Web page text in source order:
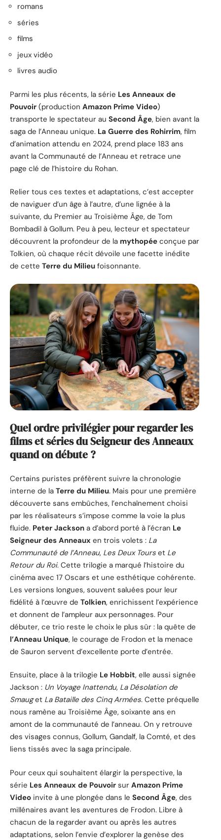
romans
séries
films
jeux vidéo
livres audio
Parmi les plus récents, la série Les Anneaux de
Pouvoir (production Amazon Prime Video)
transporte le spectateur au Second Âge, bien avant la
saga de l’Anneau unique. La Guerre des Rohirrim, film
d’animation attendu en 2024, prend place 183 ans
avant la Communauté de l’Anneau et retrace une
page clé de l’histoire du Rohan.
Relier tous ces textes et adaptations, c’est accepter
de naviguer d’un âge à l’autre, d’une lignée à la
suivante, du Premier au Troisième Âge, de Tom
Bombadil à Gollum. Peu à peu, lecteur et spectateur
découvrent la profondeur de la mythopée conçue par
Tolkien, où chaque récit dévoile une facette inédite
de cette Terre du Milieu foisonnante.
Quel ordre privilégier pour regarder les
films et séries du Seigneur des Anneaux
quand on débute ?
Certains puristes préfèrent suivre la chronologie
interne de la Terre du Milieu. Mais pour une première
découverte sans embûches, l’enchaînement choisi
par les réalisateurs s’impose comme la voie la plus
fluide. Peter Jackson a d’abord porté à l’écran Le
Seigneur des Anneaux en trois volets : La
Communauté de l’Anneau, Les Deux Tours et Le
Retour du Roi. Cette trilogie a marqué l’histoire du
cinéma avec 17 Oscars et une esthétique cohérente.
Les versions longues, souvent saluées pour leur
fidélité à l’œuvre de Tolkien, enrichissent l’expérience
et donnent de l’ampleur aux personnages. Pour
débuter, ce trio reste le choix le plus sûr : la quête de
l’Anneau Unique, le courage de Frodon et la menace
de Sauron servent d’excellente porte d’entrée.
Ensuite, place à la trilogie Le Hobbit, elle aussi signée
Jackson : Un Voyage Inattendu, La Désolation de
Smauget La Bataille des Cinq Armées. Cette préquelle
nous ramène au Troisième Âge, soixante ans en
amont de la communauté de l’anneau. On y retrouve
des visages connus, Gollum, Gandalf, la Comté, et des
liens tissés avec la saga principale.
Pour ceux qui souhaitent élargir la perspective, la
série Les Anneaux de Pouvoir sur Amazon Prime
Video invite à une plongée dans le Second Âge, des
millénaires avant les aventures de Frodon. Libre à
chacun de la regarder avant ou après les autres
adaptations, selon l’envie d’explorer la genèse des